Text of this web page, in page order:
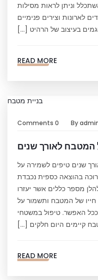
וניתן לראות מסילות
לארונות וצירים פנימיים
בעיצוב של הרהיט […]
READ MORE
By
0 Comments
המטבח לאורך שנים
שנים טיפים לשמירה על
בהוצאה כספית נכבדת
מספר כללים אשר יעזרו
של המטבח ותשמור על
האפשר. טיפול במשטחי
קיימים היום חלקים […]
READ MORE